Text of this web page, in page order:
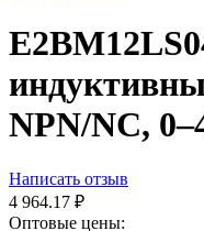
NPN/NC,
Написать отзыв
4 964.17 ₽
Оптовые цены: